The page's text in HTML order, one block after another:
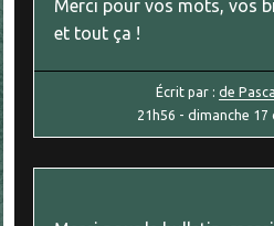
Merci pour vos mots, vos
et tout ça !
Écrit par : de
21h56 -dimanche 17